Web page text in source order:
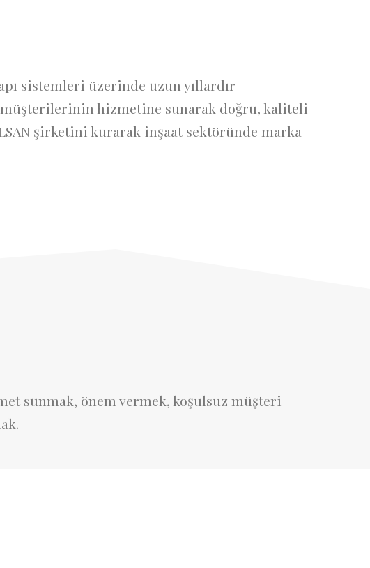
sistemleri üzerinde uzun yıllardır
müşterilerinin hizmetine sunarak doğru, kaliteli
şirketini kurarak inşaat sektöründe marka
sunmak, önem vermek, koşulsuz müşteri